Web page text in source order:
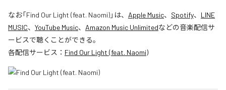
なお「Find Our Light (feat. Naomi)」は、 Apple Music、 Spotify、 LINE
MUSIC、 YouTube Music、 Amazon Music Unlimitedなどの音楽配信サ
ービスで聴くことができる。
各配信サービス： Find Our Light (feat. Naomi)